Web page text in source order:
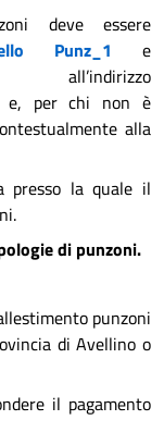
deve essere
Punz_1 e
per chi non è
alla
presso la quale il
di punzoni.
punzoni
di Avellino o
il pagamento